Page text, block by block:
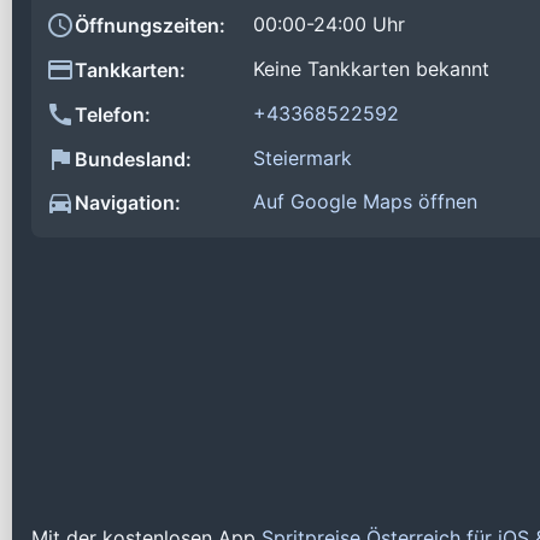
Öffnungszeiten:
00:00-24:00 Uhr
Tankkarten:
Keine Tankkarten bekannt
Telefon:
+43368522592
Bundesland:
Steiermark
Navigation:
Auf Google Maps öffnen